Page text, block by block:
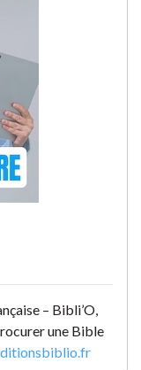
– Bibli’O,
une Bible